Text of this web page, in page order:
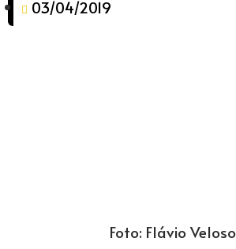
03/04/2019
Foto: Flávio Veloso